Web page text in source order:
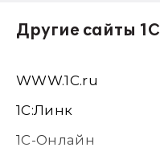
Другие сайты 1С
WWW.1С.ru
1С:Линк
1С-Онлайн